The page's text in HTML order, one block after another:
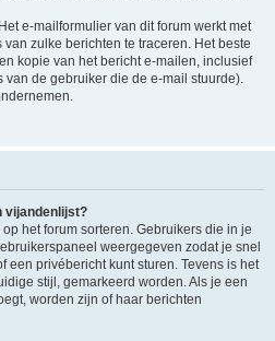
e-mailformulier van dit forum werkt met
zulke berichten te traceren. Het beste
kopie van het bericht e-mailen, inclusief
de gebruiker die de e-mail stuurde).
vijandenlijst?
het forum sorteren. Gebruikers die in je
weergegeven zodat je snel
een privébericht kunt sturen. Tevens is het
stijl, gemarkeerd worden. Als je een
worden zijn of haar berichten